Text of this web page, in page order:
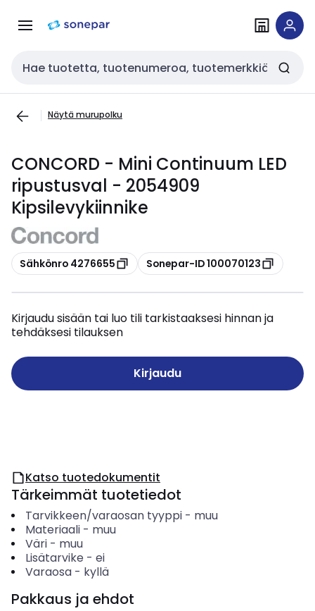
navigointiinsisältöön
Haku
Näytä murupolku
CONCORD - Mini Continuum LED
ripustusval - 2054909
Kipsilevykiinnike
Kopioi
Sähkönro 4276655 Kopioi
Sonepar-ID 100070123
Kirjaudu sisään tai luo tili tarkistaaksesi hinnan ja
tehdäksesi tilauksen
Kirjaudu
Katso tuotedokumentit
Tärkeimmät tuotetiedot
Tarvikkeen/varaosan tyyppi- muu
Materiaali- muu
Väri- muu
Lisätarvike - ei
Varaosa- kyllä
Pakkaus ja ehdot